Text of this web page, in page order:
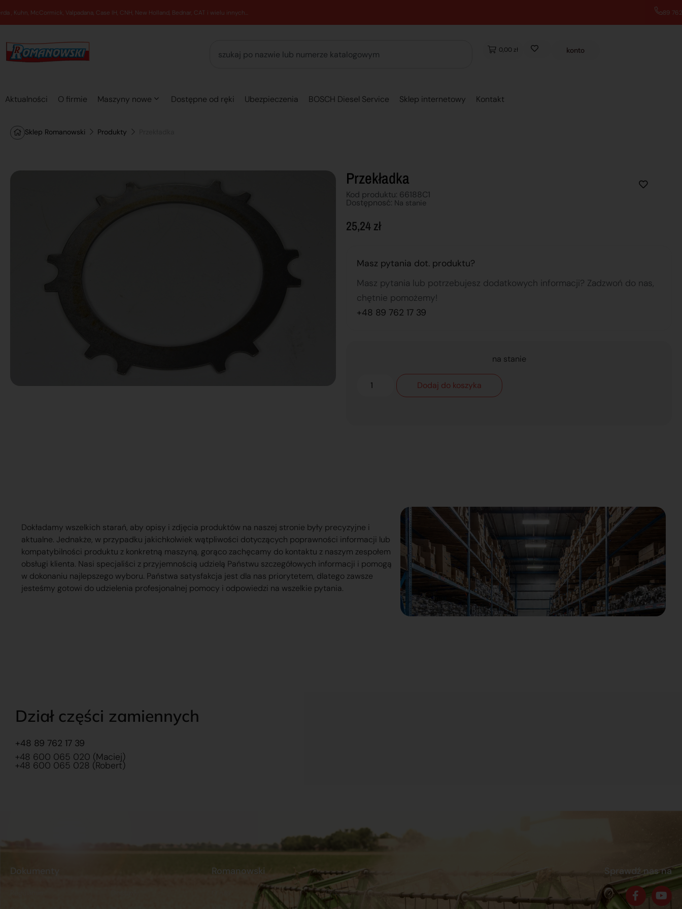
0,00 zł konto
Aktualności O firmie Maszyny nowe Dostępne od ręki Ubezpieczenia BOSCH Diesel Service Sklep internetowy Kontakt
Sklep Romanowski Produkty
Przekładka
Kod produktu: 66188C1
Dostępnosć: Na stanie
25,24zł
Masz pytania dot. produktu?
Masz pytania lub potrzebujesz dodatkowych informacji? Zadzwoń do nas,
chętnie pomożemy!
+48 89 762 17 39
na stanie
Dodaj do koszyka
Dokładamy wszelkich starań, aby opisy i zdjęcia produktów na naszej stronie były precyzyjne i
aktualne. Jednakże, w przypadku jakichkolwiek wątpliwości dotyczących poprawności informacji lub
kompatybilności produktu z konkretną maszyną, gorąco zachęcamy do kontaktu z naszym zespołem
obsługi klienta. Nasi specjaliści z przyjemnością udzielą Państwu szczegółowych informacji i pomogą
w dokonaniu najlepszego wyboru. Państwa satysfakcja jest dla nas priorytetem, dlatego zawsze
jesteśmy gotowi do udzielenia profesjonalnej pomocy i odpowiedzi na wszelkie pytania.
Dział części zamiennych
+48 89 762 17 39
+48 600 065 020 (Maciej)
+48 600 065 028 (Robert)
Dokumenty Romanowski
Praca
Sprawdź nas na